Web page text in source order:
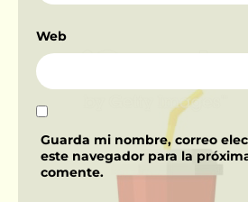
Web
Guarda mi nombre, correo
este navegador para la
comente.